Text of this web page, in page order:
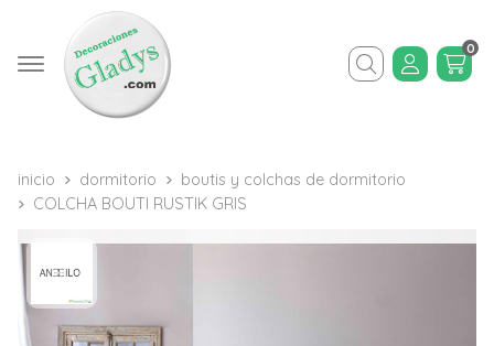
Buscar
0
inicio dormitorio
boutis y colchas de dormitorio
COLCHA BOUTI RUSTIK GRIS